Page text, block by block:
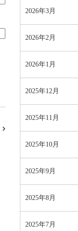
2026年3月
2026年2月
2026年1月
2025年12月
2025年11月
2025年10月
2025年9月
2025年8月
2025年7月